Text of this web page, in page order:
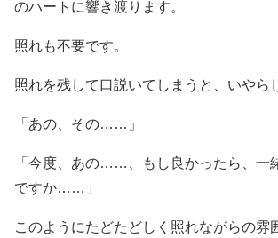
のハートに響き渡ります。
照れも不要です。
照れを残して口説いてしまうと、いやら
「あの、その……」
「今度、あの……、もし良かったら、一
ですか……」
このようにたどたどしく照れながらの雰